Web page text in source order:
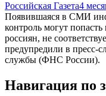
Российская Газета4
Появившаяся в СМИ
контроль могут
россиян, не
предупредили в пресс-
службы (ФНС России).
Навигация по